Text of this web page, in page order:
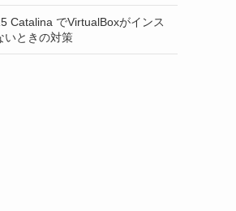
Catalina でVirtualBoxがインス
いときの対策